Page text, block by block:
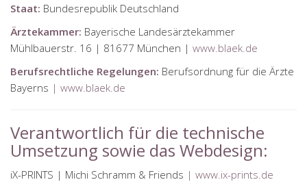
Staat: Bundesrepublik Deutschland
Ärztekammer: Bayerische Landesärztekammer
Mühlbauerstr. 16 | 81677 München | www.blaek.de
Berufsrechtliche Regelungen: Berufsordnung für die Ärzte
Bayerns | www.blaek.de
Verantwortlich für die technische
Umsetzung sowie das Webdesign:
iX-PRINTS | Michi Schramm & Friends | www.ix-prints.de